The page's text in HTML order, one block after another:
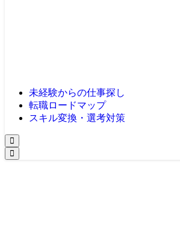
未経験からの仕事探し
転職ロードマップ
スキル変換・選考対策